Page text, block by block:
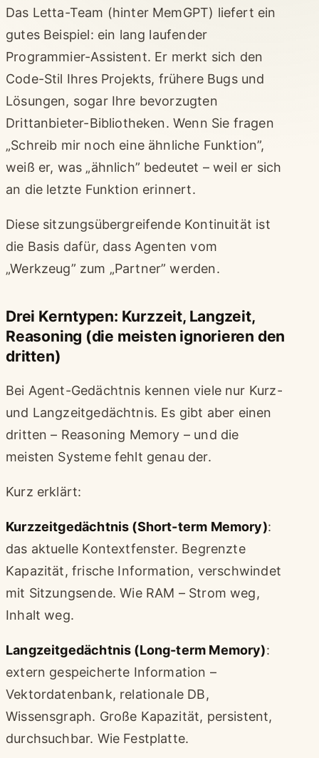
Das Letta-Team (hinter MemGPT) liefert ein
gutes Beispiel: ein lang laufender
Programmier-Assistent. Er merkt sich den
Code-Stil Ihres Projekts, frühere Bugs und
Lösungen, sogar Ihre bevorzugten
Drittanbieter-Bibliotheken. Wenn Sie fragen
„Schreib mir noch eine ähnliche Funktion”,
weiß er, was „ähnlich” bedeutet – weil er sich
an die letzte Funktion erinnert.
Diese sitzungsübergreifende Kontinuität ist
die Basis dafür, dass Agenten vom
„Werkzeug” zum „Partner” werden.
Drei Kerntypen: Kurzzeit, Langzeit,
Reasoning (die meisten ignorieren den
dritten)
Bei Agent-Gedächtnis kennen viele nur Kurz-
und Langzeitgedächtnis. Es gibt aber einen
dritten – Reasoning Memory – und die
meisten Systeme fehlt genau der.
Kurz erklärt:
Kurzzeitgedächtnis (Short-term Memory):
das aktuelle Kontextfenster. Begrenzte
Kapazität, frische Information, verschwindet
mit Sitzungsende. Wie RAM – Strom weg,
Inhalt weg.
Langzeitgedächtnis (Long-term Memory):
extern gespeicherte Information –
Vektordatenbank, relationale DB,
Wissensgraph. Große Kapazität, persistent,
durchsuchbar. Wie Festplatte.